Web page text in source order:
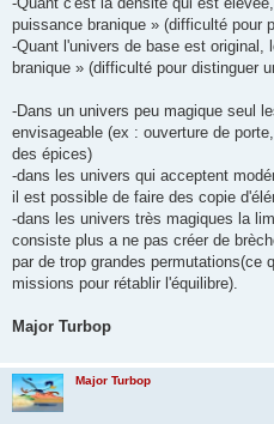
puissance branique » (difficulté pour
-Quant l'univers de base est original,
branique » (difficulté pour distinguer
-Dans un univers peu magique seul
envisageable (ex : ouverture de
des épices)
-dans les univers qui acceptent
il est possible de faire des copie
-dans les univers très magiques la
consiste plus a ne pas créer de
par de trop grandes permutations(ce
missions pour rétablir l'équilibre).
Major Turbop
Major Turbop